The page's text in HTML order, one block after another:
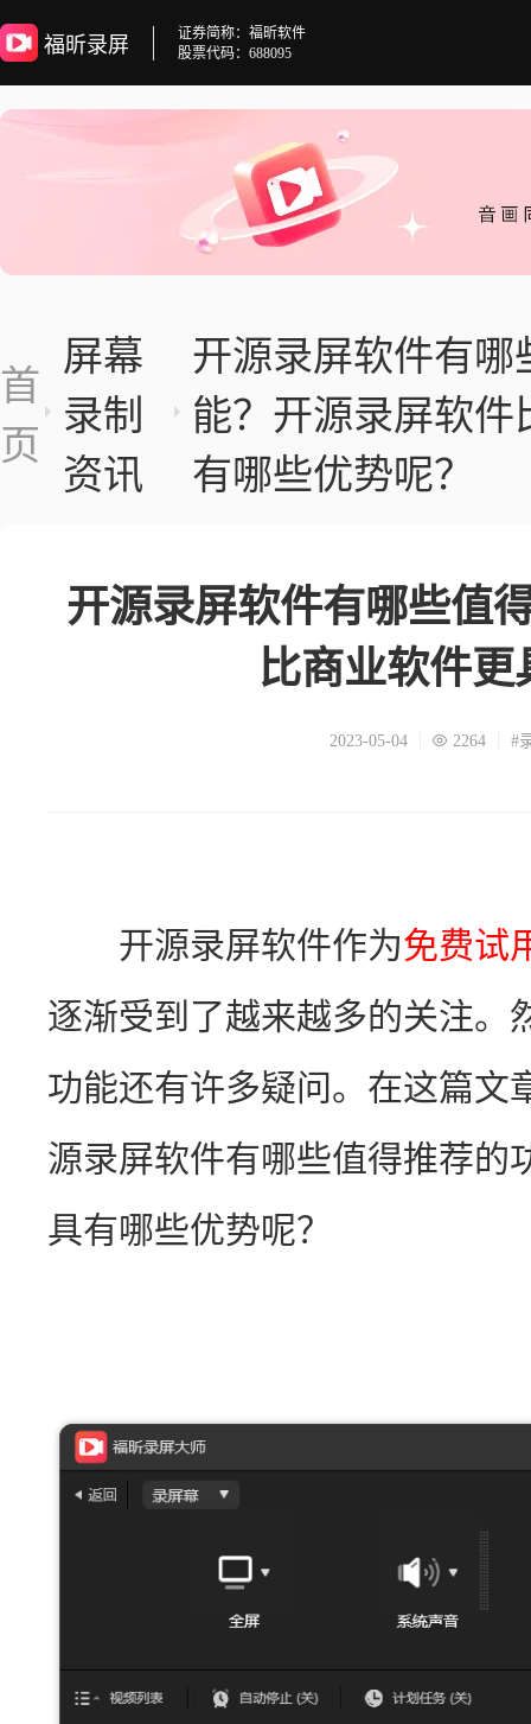
福昕录屏
证券简称：福昕软件
股票代码：688095
首
页
屏幕
录制
资讯
开源录屏软件有哪
能？开源录屏软件
有哪些优势呢？
开源录屏软件有哪些值
比商业软件
2023-05-04 2264 #
开源录屏软件作为免费试
逐渐受到了越来越多的关注。
功能还有许多疑问。在这篇文
源录屏软件有哪些值得推荐的
具有哪些优势呢？